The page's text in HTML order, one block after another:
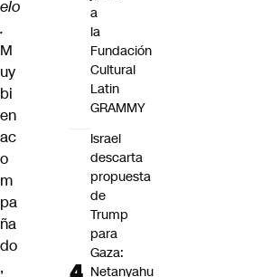
elo
.
M
uy
bi
en
ac
o
m
pa
ña
do
,
a
la
Fundación
Cultural
Latin
GRAMMY
Israel
descarta
propuesta
de
Trump
para
Gaza:
Netanyahu